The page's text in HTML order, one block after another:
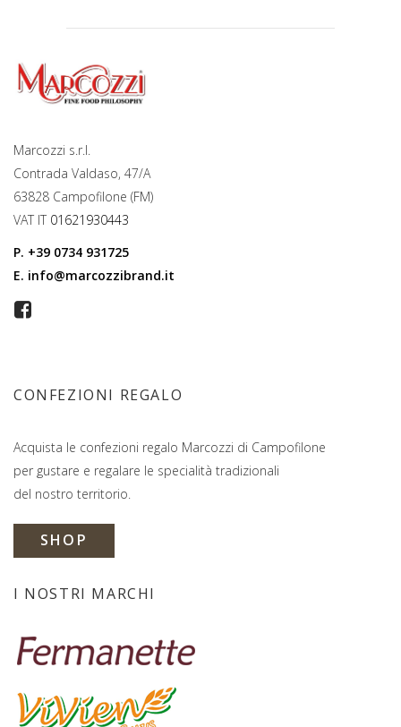
Marcozzi s.r.l.
Contrada Valdaso, 47/A
63828 Campofilone (FM)
VAT IT 01621930443
P. +39 0734 931725
E. info@marcozzibrand.it
CONFEZIONI REGALO
Acquista le confezioni regalo Marcozzi di Campofilone
per gustare e regalare le specialità tradizionali
del nostro territorio.
SHOP
I NOSTRI MARCHI